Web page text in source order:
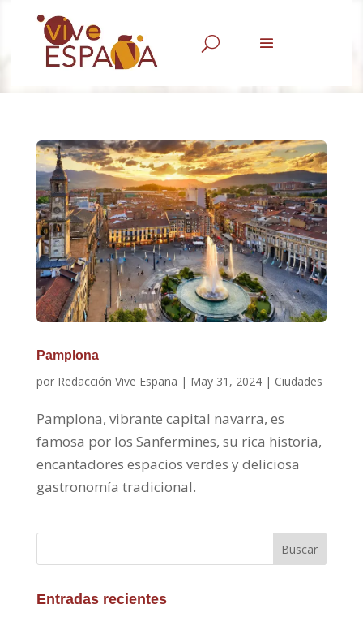
U
Pamplona
por Redacción Vive España | May 31, 2024| Ciudades
Pamplona, vibrante capital navarra, es
famosa por los Sanfermines, su rica historia,
encantadores espacios verdes y deliciosa
gastronomía tradicional.
Buscar
Entradas recientes